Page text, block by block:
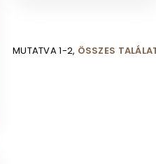
MUTATVA 1-2, ÖSSZES